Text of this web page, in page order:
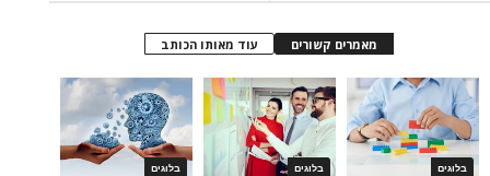
מאמרים קשורים עוד מאותו הכותב
בלוגים בלוגים בלוגים